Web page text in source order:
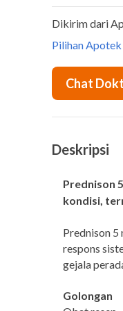
Deskripsi
Prednison
kondisi,
Prednison 5
respons
gejala
Golongan